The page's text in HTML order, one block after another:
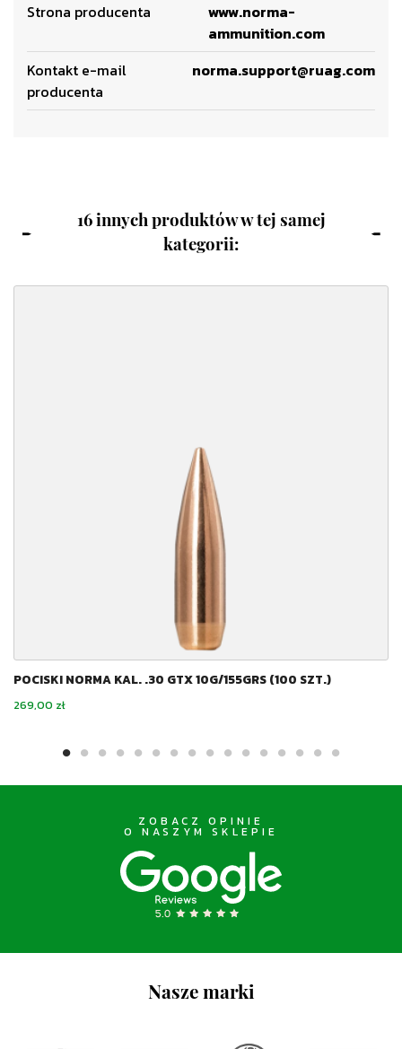
Strona producenta
www.norma-
ammunition.com
Kontakt e-mail
producenta
norma.support@ruag.com
16 innych produktów w tej samej
kategorii:
POCISKI NORMA KAL. .30 GTX 10G/155GRS (100 SZT.)
Cena
269,00 zł
ZOBACZ OPINIE
O NASZYM SKLEPIE
Nasze marki